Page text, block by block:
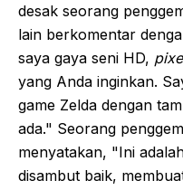
desak seorang
lain berkomentar
saya gaya seni HD,
yang Anda inginkan.
game Zelda dengan
ada." Seorang
menyatakan, "Ini
disambut baik,